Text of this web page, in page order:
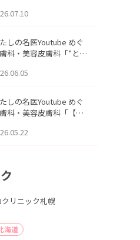
が明かす副作用・リバ
いたしました。
しの名医Youtube めぐ
科・美容皮膚科「”とお
の肌悩みに本気で答え
しの名医Youtube めぐ
科・美容皮膚科「【ヒ
ハイブリッド注入を美
クリニック札幌
海道